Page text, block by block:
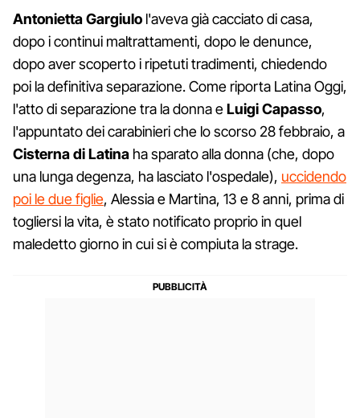
Antonietta Gargiulo l'aveva già cacciato di casa,
dopo i continui maltrattamenti, dopo le denunce,
dopo aver scoperto i ripetuti tradimenti, chiedendo
poi la definitiva separazione. Come riporta Latina Oggi,
l'atto di separazione tra la donna eLuigi Capasso,
l'appuntato dei carabinieri che lo scorso 28 febbraio, a
Cisterna di Latina ha sparato alla donna (che, dopo
una lunga degenza, ha lasciato l'ospedale), uccidendo
poi le due figlie, Alessia e Martina, 13 e 8 anni, prima di
togliersi la vita, è stato notificato proprio in quel
maledetto giorno in cui si è compiuta la strage.